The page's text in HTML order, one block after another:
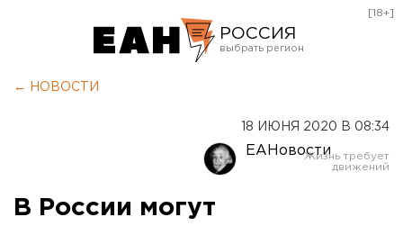
РОССИЯ
Оренбург
[18+]
← НОВОСТИ
18 ИЮНЯ 2020 В 08:34
ЕАНовости
В России могут